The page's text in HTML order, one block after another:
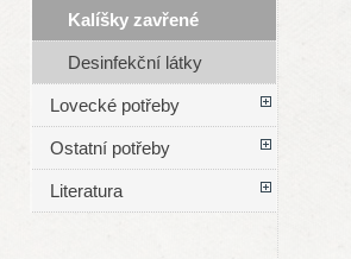
Kalíšky zavřené
Desinfekční látky
Lovecké potřeby
Ostatní potřeby
Literatura